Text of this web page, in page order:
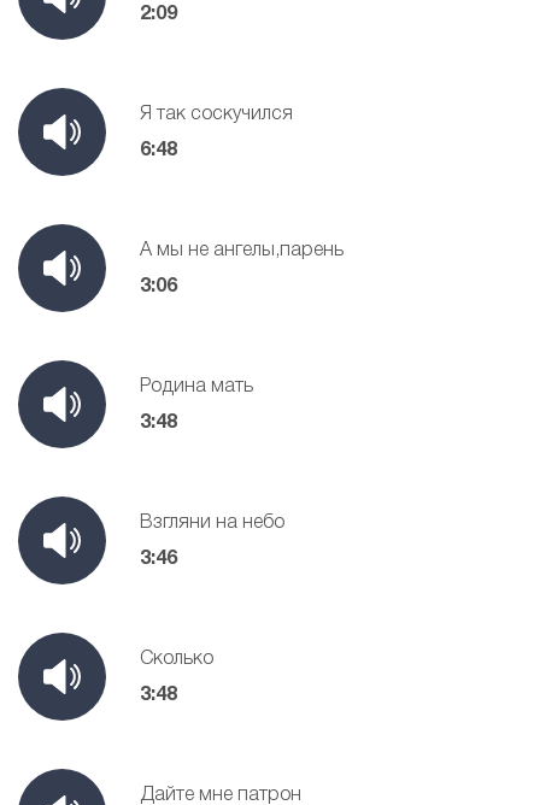
2:09
Я так соскучился
6:48
А мы не ангелы,парень
3:06
Родина мать
3:48
Взгляни на небо
3:46
Сколько
3:48
Дайте мне патрон